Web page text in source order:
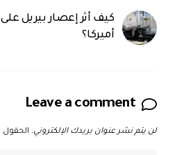
كيف أثر إعصار بيريل
أميركا؟
Leave a comment
لن يتم نشر عنوان بريدك الإلكتروني. الحقول